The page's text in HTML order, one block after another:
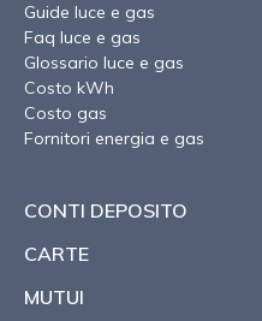
Guide luce e gas
Faq luce e gas
Glossario luce e gas
Costo kWh
Costo gas
Fornitori energia e gas
CONTI DEPOSITO
CARTE
MUTUI